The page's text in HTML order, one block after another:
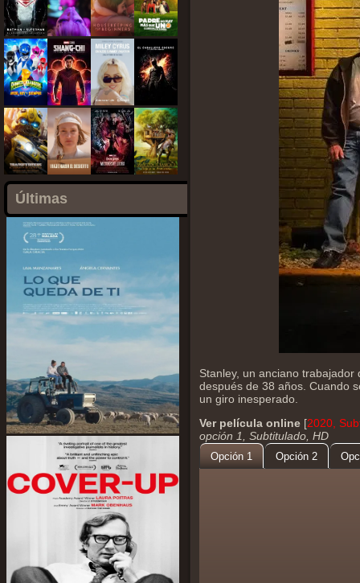
Últimas
Stanley, un anciano
después de 38 años. Cuando
un giro inesperado.
Ver película online [2020,
opción 1, Subtitulado, HD
Opción 1 Opción 2